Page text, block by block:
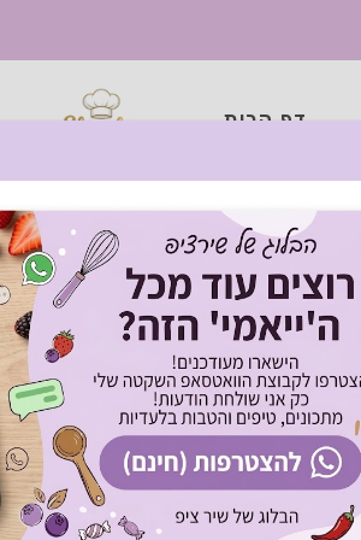
דף הבית
ארנצ'יני